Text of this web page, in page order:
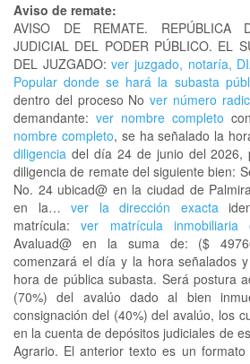
Aviso de remate:
AVISO DE REMATE. REPÚBLICA
JUDICIAL DEL PODER PÚBLICO. EL
DEL JUZGADO: ver juzgado, notaría,
Popular donde se hará la subasta
dentro del proceso Nover número
demandante: ver nombre completo
nombre completo, se ha señalado la
diligencia del día 24 de junio del 2026,
diligencia de remate del siguiente bien:
No. 24 ubicad@ en la ciudad de
en la…ver la dirección exacta
matrícula:ver matrícula
Avaluad@ en la suma de: ($
comenzará el día y la hora señalados
hora de pública subasta. Será postura
(70%) del avalúo dado al bien
consignación del (40%) del avalúo, los
en la cuenta de depósitos judiciales de
Agrario. El anterior texto es un